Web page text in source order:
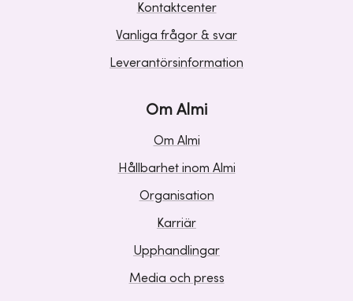
Kontaktcenter
Vanliga frågor & svar
Leverantörsinformation
Om Almi
Om Almi
Hållbarhet inom Almi
Organisation
Karriär
Upphandlingar
Media och press